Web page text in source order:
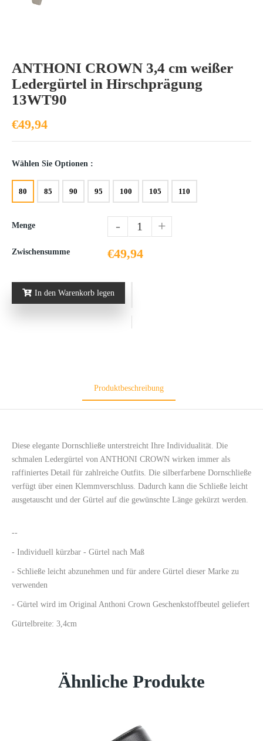
ANTHONI CROWN 3,4 cm weißer
Ledergürtel in Hirschprägung
13WT90
€49,94
Wählen Sie Optionen :
80 85 90 95 100 105 110
Menge - +
Zwischensumme €49,94
In den Warenkorb legen
Produktbeschreibung
Diese elegante Dornschließe unterstreicht Ihre Individualität. Die
schmalen Ledergürtel von ANTHONI CROWN wirken immer als
raffiniertes Detail für zahlreiche Outfits. Die silberfarbene Dornschließe
verfügt über einen Klemmverschluss. Dadurch kann die Schließe leicht
ausgetauscht und der Gürtel auf die gewünschte Länge gekürzt werden.
--
- Individuell kürzbar - Gürtel nach Maß
- Schließe leicht abzunehmen und für andere Gürtel dieser Marke zu
verwenden
- Gürtel wird im Original Anthoni Crown Geschenkstoffbeutel geliefert
Gürtelbreite: 3,4cm
Ähnliche Produkte